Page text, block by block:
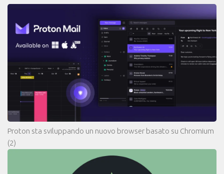
Proton sta sviluppando un nuovo browser basato su Chromium
(2)